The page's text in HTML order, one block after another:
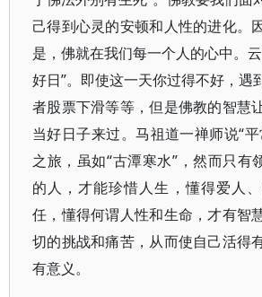
己得到心灵的安顿和人性的进化。
是，佛就在我们每一个人的心中。
好日”。即使这一天你过得不好，遇
者股票下滑等等，但是佛教的智慧
当好日子来过。马祖道一禅师说“
之旅，虽如“古潭寒水”，然而只有
的人，才能珍惜人生，懂得爱人
任，懂得何谓人性和生命，才有智
切的挑战和痛苦，从而使自己活得
有意义。